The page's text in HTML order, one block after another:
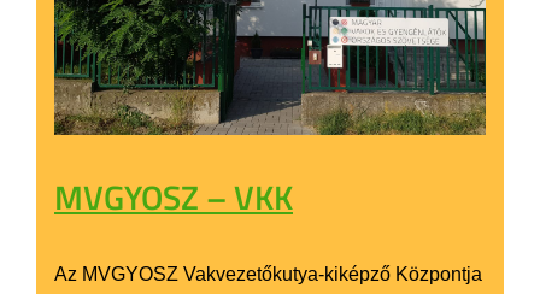
MVGYOSZ – VKK
Az MVGYOSZ Vakvezetőkutya-kiképző Központja